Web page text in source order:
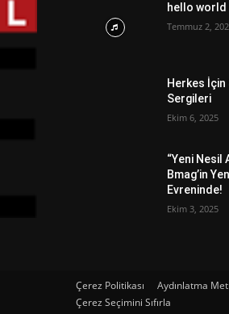
hello world
Temmuz 2,
Herkes
Sergileri
Ekim 6, 2025
“Yeni Nesil
Bmag’in
Evreninde!
Ekim 3, 2025
Çerez Politikası Aydınlatma
Çerez Seçimini Sıfırla